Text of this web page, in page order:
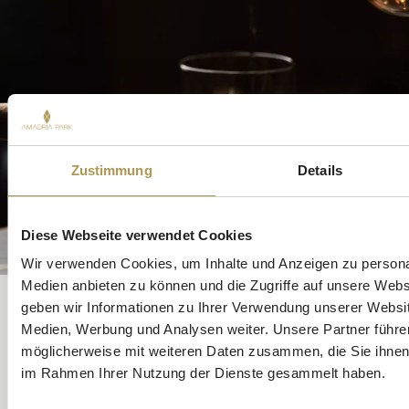
Zustimmung Details
Diese Webseite verwendet Cookies
Wir verwenden Cookies, um Inhalte und Anzeigen zu
Medien anbieten zu können und die Zugriffe auf unsere
geben wir Informationen zu Ihrer Verwendung unserer
Medien, Werbung und Analysen weiter. Unsere Partner
möglicherweise mit weiteren Daten zusammen, die Sie
im Rahmen Ihrer Nutzung der Dienste gesammelt haben.
Capital Private Club
Verborgen hinter restaurierten Tresortüren aus den 1920er
Jahren bietet dieser Private Club im Hotel Capital in Zagreb einen
exklusiven Rahmen für intime Veranstaltungen – komplett mit
erlesenen Weinen, Premium-Spirituosen und diskretem